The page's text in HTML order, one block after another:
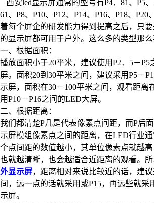
西安led显示屏通常的型号有P4．81、P5、
61、P8、P10、P12、P14、P16、P18、
着每个屏企的研发能力得到提高之后，只
的显示屏都可用于户外。这么多的类型那么
一、根据面积：
播放面积小于20平米，建议使用P2．5－
屏。面积20到30平米之间，建议采用P5－
示屏，面积在30－100平米之间，观看距离
用P10－P16之间的LED大屏。
二、根据距离：
我们都清楚P几是代表像素点间距，而P后
示屏模组像素点之间的距离，在LED行业
个点间距的数值越小，其单位像素点就越
也就越清晰，也会越适合近距离的观看。
外显示屏，距离相对来说比较近的话，建议
间，远一点的话就采用或P15，再远些就采
示屏。